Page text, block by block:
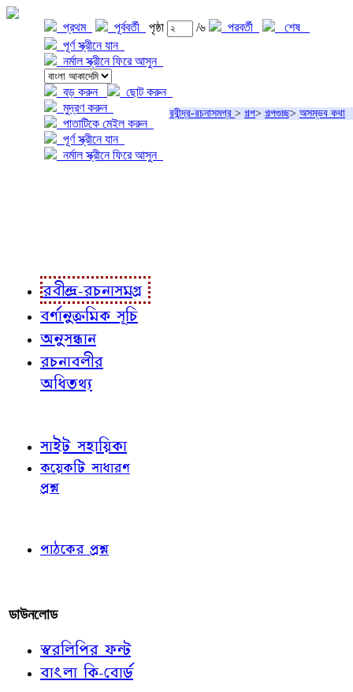
প্রথম পূর্ববর্তী পৃষ্ঠা /৬ পরবর্তী
শেষ
পূর্ণ স্ক্রীনে যান
নর্মাল স্ক্রীনে ফিরে আসুন
বড় করুন
ছোট করুন
মুদ্রণ করুন
পাতাটিকে মেইল করুন
পূর্ণ স্ক্রীনে যান
নর্মাল স্ক্রীনে ফিরে আসুন
রবীন্দ্র-রচনাসমগ্র > গল্প> গল্পগুচ্ছ> অসম্ভব কথা
রবীন্দ্র-রচনাসমগ্র
বর্ণানুক্রমিক সূচি
অনুসন্ধান
রচনাবলীর
অধিতথ্য
সাইট সহায়িকা
কয়েকটি সাধারণ
প্রশ্ন
পাঠকের প্রশ্ন
ডাউনলোড
স্বরলিপির ফন্ট
বাংলা কি-বোর্ড